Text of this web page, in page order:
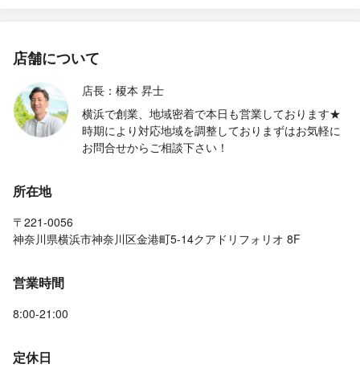
店舗について
店長：榎本 昇士
横浜で創業、地域密着で本日も営業しております★
時期により対応地域を調整しておりまずはお気軽に
お問合せからご相談下さい！
所在地
〒221-0056
神奈川県横浜市神奈川区金港町5-14クアドリフォリオ 8F
営業時間
8:00-21:00
定休日